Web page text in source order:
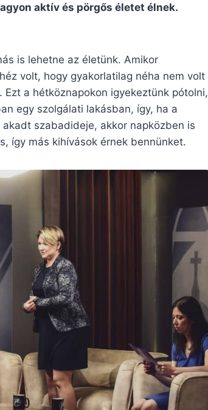
aktív és pörgős életet élnek.
is lehetne az életünk. Amikor
volt, hogy gyakorlatilag néha nem volt
a hétköznapokon igyekeztünk pótolni,
egy szolgálati lakásban, így, ha a
szabadideje, akkor napközben is
így más kihívások érnek bennünket.